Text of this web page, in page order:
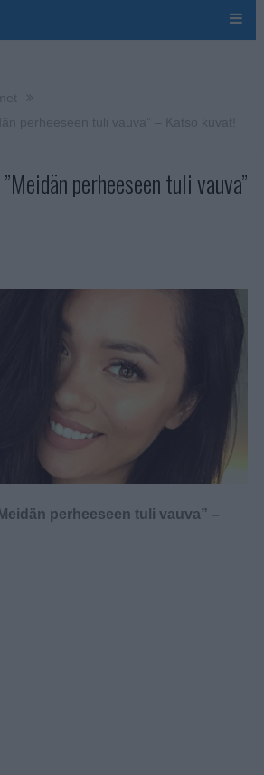
perheeseen tuli vauva”
perheeseen tuli vauva” –